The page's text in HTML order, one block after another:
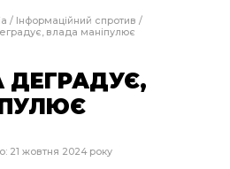
/ Інформаційний спротив /
влада маніпулює
ДЕГРАДУЄ,
21 жовтня 2024 року